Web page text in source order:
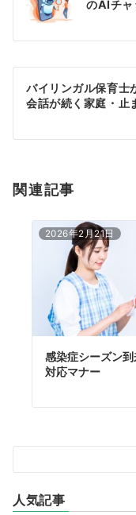
ビ
ン
のAIチャ
バイリンガル保育
会話が続く家庭・止
関連記事
2026年2月21日
感染症シーズン
対応マナー
人気記事